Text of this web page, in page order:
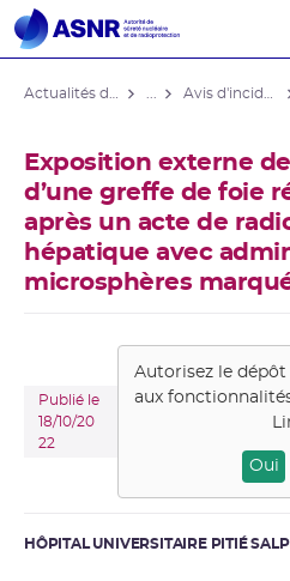
Exposition externe
d’une greffe de foie
après un acte de
hépatique avec
microsphères
Publié le
18/10/20
22
Autorisez le
aux
Oui
HÔPITAL UNIVERSITAIRE PITIÉ